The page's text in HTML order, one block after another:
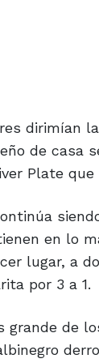
dirimían
de casa
Plate
en lo
lugar, a
por 3 a 1.
grande de